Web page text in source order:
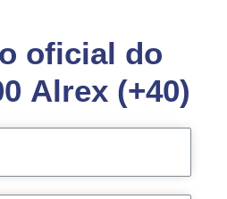
oficial do
Alrex (+40)